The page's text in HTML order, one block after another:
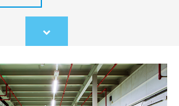
Scroll
to